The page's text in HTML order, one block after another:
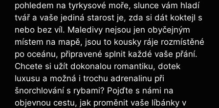
pohledem na tyrkysové moře, slunce vám hladí
tvář a vaše jediná starost je, zda si dát koktejl s
nebo bez víl. Maledivy nejsou jen obyčejným
místem na mapě, jsou to kousky ráje rozmístěné
po oceánu, připravené splnit každé vaše přání.
Chcete si užít dokonalou romantiku, dotek
luxusu a možná i trochu adrenalinu při
šnorchlování s rybami? Pojďte s námi na
objevnou cestu, jak proměnit vaše líbánky v